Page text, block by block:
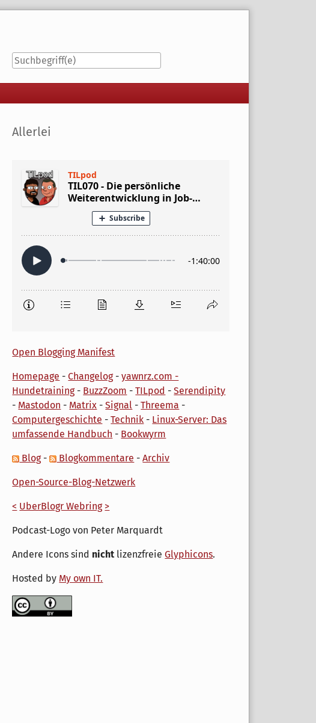
Seitenleiste
Allerlei
Open Blogging Manifest
Homepage -Changelog-yawnrz.com -
Hundetraining- BuzzZoom -TILpod -Serendipity
- Mastodon - Matrix -Signal -Threema -
Computergeschichte -Technik - Linux-Server: Das
umfassende Handbuch - Bookwyrm
Blog- Blogkommentare -Archiv
Open-Source-Blog-Netzwerk
< UberBlogr Webring >
Podcast-Logo von Peter Marquardt
Andere Icons sind nicht lizenzfreieGlyphicons.
Hosted by My own IT.